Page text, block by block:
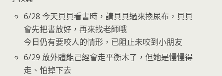
6/28 今天貝貝看書時，請貝貝過來換尿布，貝貝
會先把書放好，再來找老師哦
今日仍有要咬人的情形，已阻止未咬到小朋友
6/29 放外體能己經會走平衡木了，但她是慢慢得
走、怕掉下去